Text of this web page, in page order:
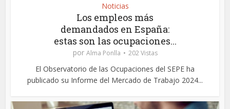
Noticias
Los empleos más
demandados en España:
estas son las ocupaciones...
por Alma Ponlla 202 Vistas
El Observatorio de las Ocupaciones del SEPE ha
publicado su Informe del Mercado de Trabajo 2024...